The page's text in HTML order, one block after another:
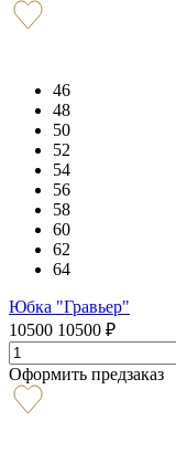
46
48
50
52
54
56
58
60
62
64
Юбка "Гравьер"
10500 10500 ₽
Оформить предзаказ